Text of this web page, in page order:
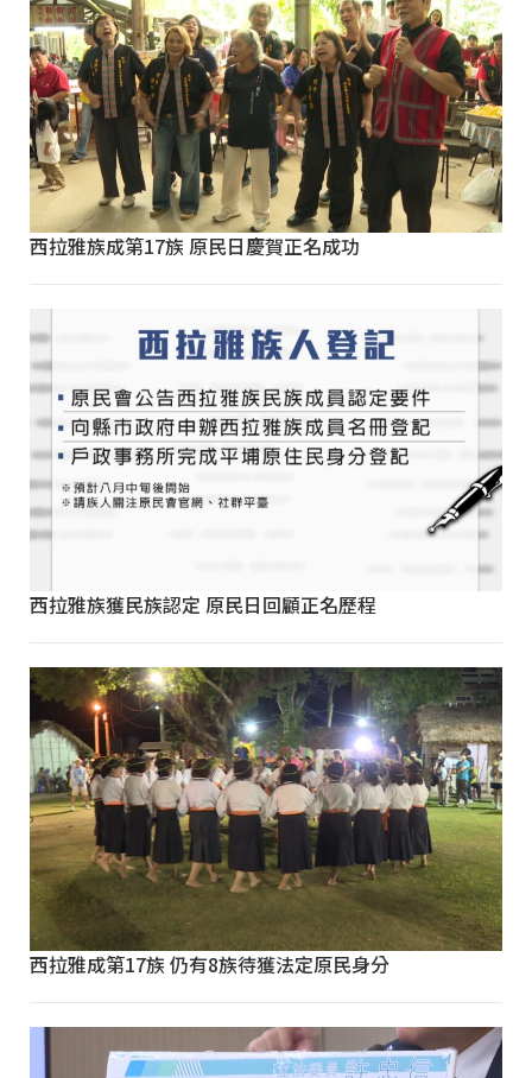
西拉雅族成第17族 原民日慶賀正名成功
西拉雅族獲民族認定 原民日回顧正名歷程
西拉雅成第17族 仍有8族待獲法定原民身分